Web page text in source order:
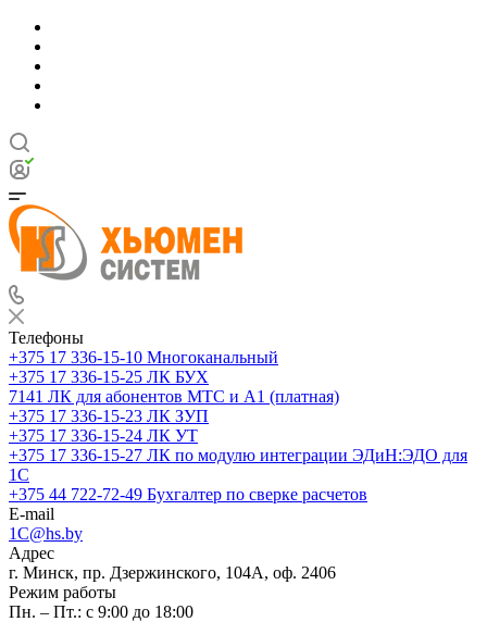
Телефоны
+375 17 336-15-10 Многоканальный
+375 17 336-15-25 ЛК БУХ
7141 ЛК для абонентов МТС и А1 (платная)
+375 17 336-15-23 ЛК ЗУП
+375 17 336-15-24 ЛК УТ
+375 17 336-15-27 ЛК по модулю интеграции ЭДиН:ЭДО для
1С
+375 44 722-72-49 Бухгалтер по сверке расчетов
E-mail
1C@hs.by
Адрес
г. Минск, пр. Дзержинского, 104А, оф. 2406
Режим работы
Пн. – Пт.: с 9:00 до 18:00